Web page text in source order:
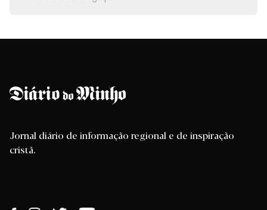
Jornal diário de informação regional e de inspiração
cristã.